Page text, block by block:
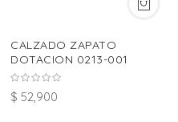
CALZADO ZAPATO
DOTACION 0213-001
$ 52,900